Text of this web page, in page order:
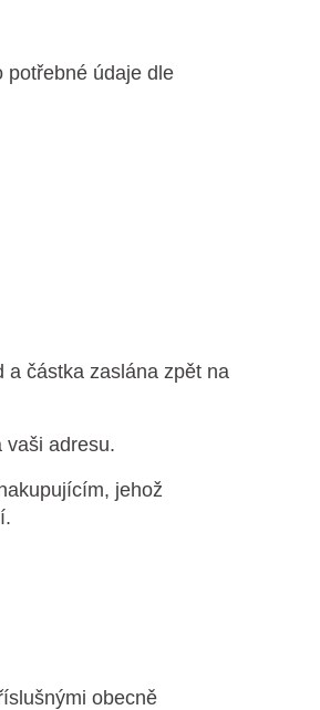
potřebné údaje dle
a částka zaslána zpět na
vaši adresu.
jehož
obecně